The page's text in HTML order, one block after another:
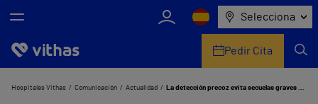
Selecciona
Nosotros
Pedir Cita
Hospitales Vithas Comunicación Actualidad La detección precoz evita secuelas graves del cáncer de próstata